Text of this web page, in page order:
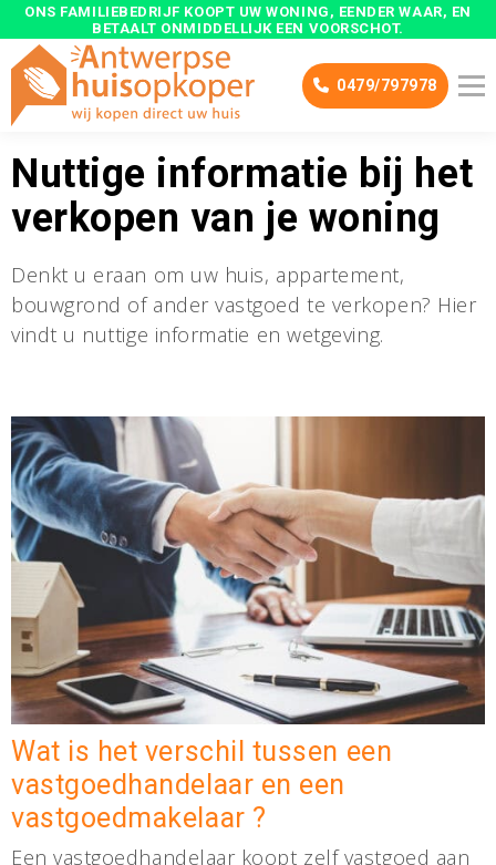
ONS FAMILIEBEDRIJF KOOPT UW WONING, EENDER WAAR, EN
BETAALT ONMIDDELLIJK EEN VOORSCHOT.
0479/797978
Nuttige informatie bij het
verkopen van je woning
Denkt u eraan om uw huis, appartement,
bouwgrond of ander vastgoed te verkopen? Hier
vindt u nuttige informatie en wetgeving.
Wat is het verschil tussen een
vastgoedhandelaar en een
vastgoedmakelaar ?
Een vastgoedhandelaar koopt zelf vastgoed aan